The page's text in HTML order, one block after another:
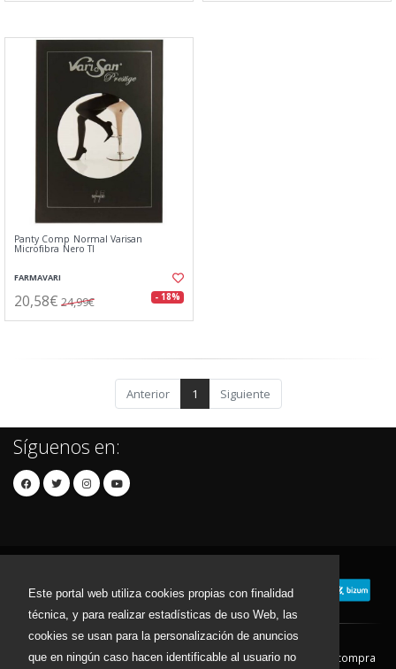
Este portal web utiliza cookies propias con finalidad
técnica, y para realizar estadísticas de uso Web, las
cookies se usan para la personalización de anuncios
que en ningún caso hacen identificable al usuario no
Panty Comp Normal Varisan
Microfibra Nero Tl
FARMAVARI
20,58€ 24,99€ - 18%
Anterior 1 Siguiente
Síguenos en:
Contacto Aviso Legal Condiciones de compra